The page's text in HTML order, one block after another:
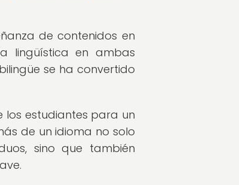
de contenidos en
lingüística en ambas
se ha convertido
estudiantes para un
de un idioma no solo
sino que también